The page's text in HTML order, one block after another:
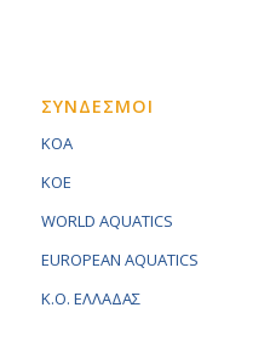
ΣΥΝΔΕΣΜΟΙ
KOA
KOE
WORLD AQUATICS
EUROPEAN AQUATICS
K.O. ΕΛΛΑΔΑΣ